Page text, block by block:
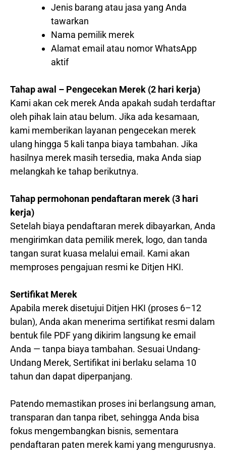
Jenis barang atau jasa yang Anda
tawarkan
Nama pemilik merek
Alamat email atau nomor WhatsApp
aktif
Tahap awal – Pengecekan Merek (2 hari kerja)
Kami akan cek merek Anda apakah sudah terdaftar
oleh pihak lain atau belum. Jika ada kesamaan,
kami memberikan layanan pengecekan merek
ulang hingga 5 kali tanpa biaya tambahan. Jika
hasilnya merek masih tersedia, maka Anda siap
melangkah ke tahap berikutnya.
Tahap permohonan pendaftaran merek (3 hari
kerja)
Setelah biaya pendaftaran merek dibayarkan, Anda
mengirimkan data pemilik merek, logo, dan tanda
tangan surat kuasa melalui email. Kami akan
memproses pengajuan resmi ke Ditjen HKI.
Sertifikat Merek
Apabila merek disetujui Ditjen HKI (proses 6–12
bulan), Anda akan menerima sertifikat resmi dalam
bentuk file PDF yang dikirim langsung ke email
Anda — tanpa biaya tambahan. Sesuai Undang-
Undang Merek, Sertifikat ini berlaku selama 10
tahun dan dapat diperpanjang.
Patendo memastikan proses ini berlangsung aman,
transparan dan tanpa ribet, sehingga Anda bisa
fokus mengembangkan bisnis, sementara
pendaftaran paten merek kami yang mengurusnya.